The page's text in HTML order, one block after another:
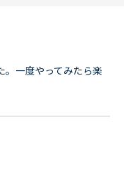
。一度やってみたら楽